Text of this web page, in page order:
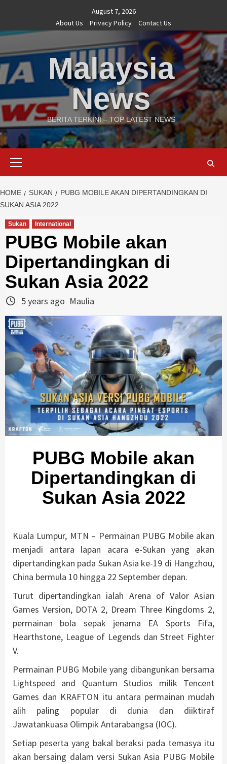
content
August 7, 2026
About Us
Privacy Policy Contact Us
Malaysia
News
BERITA TERKINI – TOP LATEST NEWS
HOME SUKAN
PUBG MOBILE AKAN DIPERTANDINGKAN DI
SUKAN ASIA 2022
Sukan International
PUBG Mobile akan
Dipertandingkan di
Sukan Asia 2022
5 years ago Maulia
PUBG Mobile akan
Dipertandingkan di
Sukan Asia 2022
Kuala Lumpur, MTN – Permainan PUBG Mobile akan
menjadi antara lapan acara e-Sukan yang akan
dipertandingkan pada Sukan Asia ke-19 di Hangzhou,
China bermula 10 hingga 22 September depan.
Turut dipertandingkan ialah Arena of Valor Asian
Games Version, DOTA 2, Dream Three Kingdoms 2,
permainan bola sepak jenama EA Sports Fifa,
Hearthstone, League of Legends dan Street Fighter
V.
Permainan PUBG Mobile yang dibangunkan bersama
Lightspeed and Quantum Studios milik Tencent
Games dan KRAFTON itu antara permainan mudah
alih paling popular di dunia dan diiktiraf
Jawatankuasa Olimpik Antarabangsa (IOC).
Setiap peserta yang bakal beraksi pada temasya itu
akan bersaing dalam versi Sukan Asia PUBG Mobile